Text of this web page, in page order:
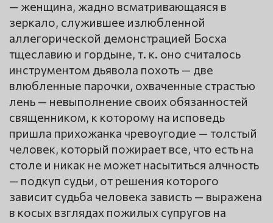
— женщина, жадно всматривающаяся в
зеркало, служившее излюбленной
аллегорической демонстрацией Босха
тщеславию и гордыне, т. к. оно считалось
инструментом дьявола похоть — две
влюбленные парочки, охваченные страстью
лень — невыполнение своих обязанностей
священником, к которому на исповедь
пришла прихожанка чревоугодие — толстый
человек, который пожирает все, что есть на
столе и никак не может насытиться алчность
— подкуп судьи, от решения которого
зависит судьба человека зависть — выражена
в косых взглядах пожилых супругов на